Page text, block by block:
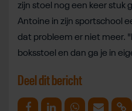
zijn stoel nog een keer stuk
Antoine in zijn sportschool
dat probleem er niet meer.
boksstoel en dan ga je in
Deel dit bericht